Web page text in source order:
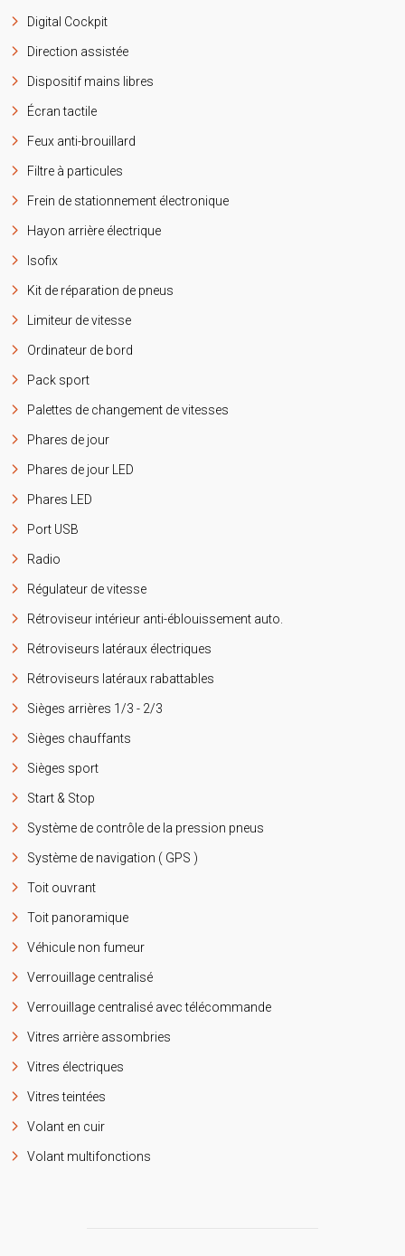
Digital Cockpit
Direction assistée
Dispositif mains libres
Écran tactile
Feux anti-brouillard
Filtre à particules
Frein de stationnement électronique
Hayon arrière électrique
Isofix
Kit de réparation de pneus
Limiteur de vitesse
Ordinateur de bord
Pack sport
Palettes de changement de vitesses
Phares de jour
Phares de jour LED
Phares LED
Port USB
Radio
Régulateur de vitesse
Rétroviseur intérieur anti-éblouissement auto.
Rétroviseurs latéraux électriques
Rétroviseurs latéraux rabattables
Sièges arrières 1/3 - 2/3
Sièges chauffants
Sièges sport
Start & Stop
Système de contrôle de la pression pneus
Système de navigation ( GPS )
Toit ouvrant
Toit panoramique
Véhicule non fumeur
Verrouillage centralisé
Verrouillage centralisé avec télécommande
Vitres arrière assombries
Vitres électriques
Vitres teintées
Volant en cuir
Volant multifonctions